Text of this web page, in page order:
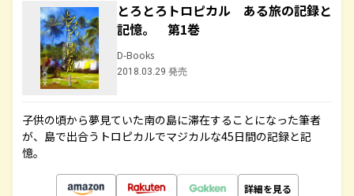
とろとろトロピカル ある旅の記録と
記憶。 第1巻
D-Books
2018.03.29 発売
子供の頃から夢見ていた南の島に滞在することになった筆者
が、島で出合うトロピカルでマジカルな45日間の記録と記
憶。
詳細を見る